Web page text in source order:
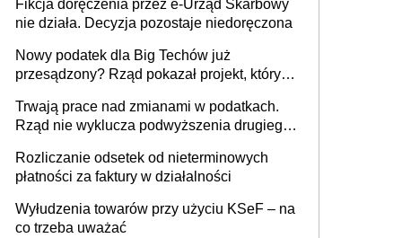
Fikcja doręczenia przez e-Urząd Skarbowy
nie działa. Decyzja pozostaje niedoręczona
Nowy podatek dla Big Techów już
przesądzony? Rząd pokazał projekt, który
Trwają prace nad zmianami w podatkach.
Rząd nie wyklucza podwyższenia drugiego
Rozliczanie odsetek od nieterminowych
płatności za faktury w działalności
Wyłudzenia towarów przy użyciu KSeF – na
co trzeba uważać